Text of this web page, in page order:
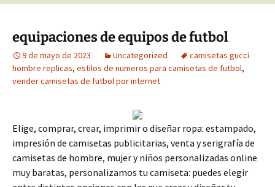
equipaciones de equipos de futbol
9 de mayo de 2023 Uncategorized
camisetas gucci
hombre replicas, estilos de numeros para camisetas de futbol,
vender camisetas de futbol por internet
Elige, comprar, crear, imprimir o diseñar ropa: estampado,
impresión de camisetas publicitarias, venta y serigrafía de
camisetas de hombre, mujer y niños personalizadas online
muy baratas, personalizamos tu camiseta: puedes elegir